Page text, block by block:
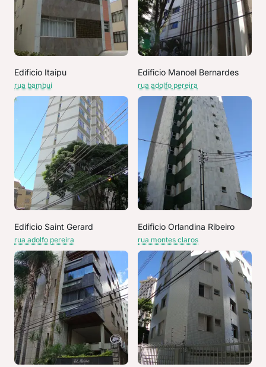
Edificio Itaipu
rua bambuí
Edificio Manoel Bernardes
rua adolfo pereira
Edificio Saint Gerard
rua adolfo pereira
Edificio Orlandina Ribeiro
rua montes claros